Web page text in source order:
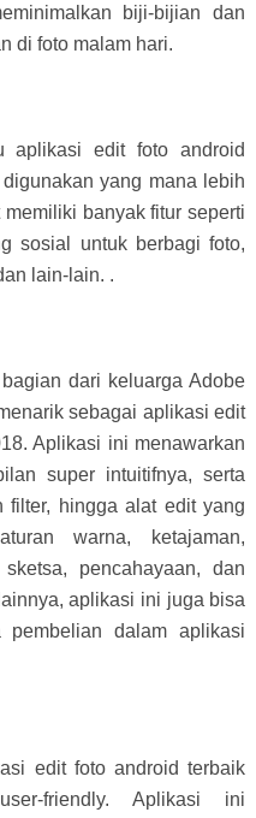
biji-bijian dan
di foto malam hari.
aplikasi edit foto android
yang mana lebih
banyak fitur seperti
sosial untuk berbagi foto,
lain-lain. .
dari keluarga Adobe
sebagai aplikasi edit
Aplikasi ini menawarkan
super intuitifnya, serta
filter, hingga alat edit yang
warna, ketajaman,
pencahayaan, dan
aplikasi ini juga bisa
pembelian dalam aplikasi
edit foto android terbaik
friendly. Aplikasi ini